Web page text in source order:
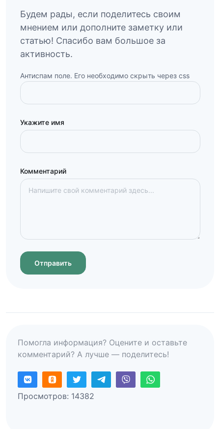
Будем рады, если поделитесь своим
мнением или дополните заметку или
статью! Спасибо вам большое за
активность.
Антиспам поле. Его необходимо скрыть через css
Укажите имя
Комментарий
Отправить
Помогла информация? Оцените и оставьте
комментарий? А лучше — поделитесь!
Просмотров: 14382